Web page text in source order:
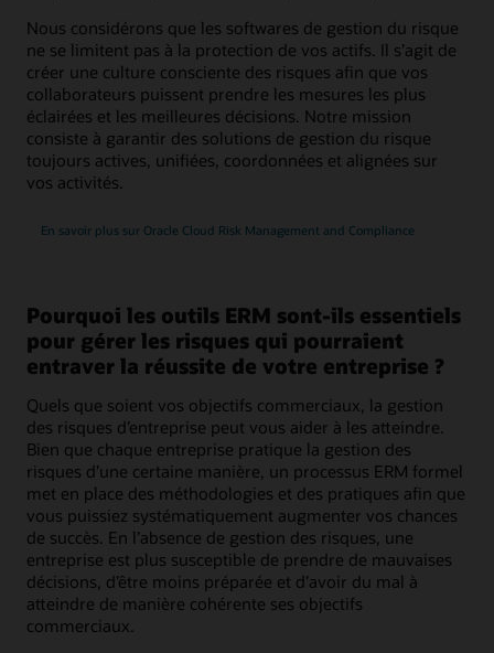
Nous considérons que les softwares de gestion du risque
ne se limitent pas à la protection de vos actifs. Il s’agit de
créer une culture consciente des risques afin que vos
collaborateurs puissent prendre les mesures les plus
éclairées et les meilleures décisions. Notre mission
consiste à garantir des solutions de gestion du risque
toujours actives, unifiées, coordonnées et alignées sur
vos activités.
En savoir plus sur Oracle Cloud Risk Management and Compliance
Pourquoi les outils ERM sont-ils essentiels
pour gérer les risques qui pourraient
entraver la réussite de votre entreprise ?
Quels que soient vos objectifs commerciaux, la gestion
des risques d’entreprise peut vous aider à les atteindre.
Bien que chaque entreprise pratique la gestion des
risques d’une certaine manière, un processus ERM formel
met en place des méthodologies et des pratiques afin que
vous puissiez systématiquement augmenter vos chances
de succès. En l’absence de gestion des risques, une
entreprise est plus susceptible de prendre de mauvaises
décisions, d’être moins préparée et d’avoir du mal à
atteindre de manière cohérente ses objectifs
commerciaux.